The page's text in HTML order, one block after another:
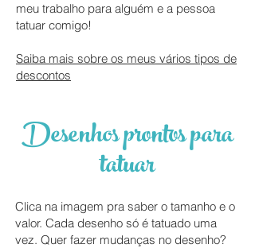
meu trabalho para alguém e a pessoa
tatuar comigo!
Saiba mais sobre os meus vários tipos de
descontos
Desenhos prontos para
tatuar
Clica na imagem pra saber o tamanho e o
valor. Cada desenho só é tatuado uma
vez. Quer fazer mudanças no desenho?